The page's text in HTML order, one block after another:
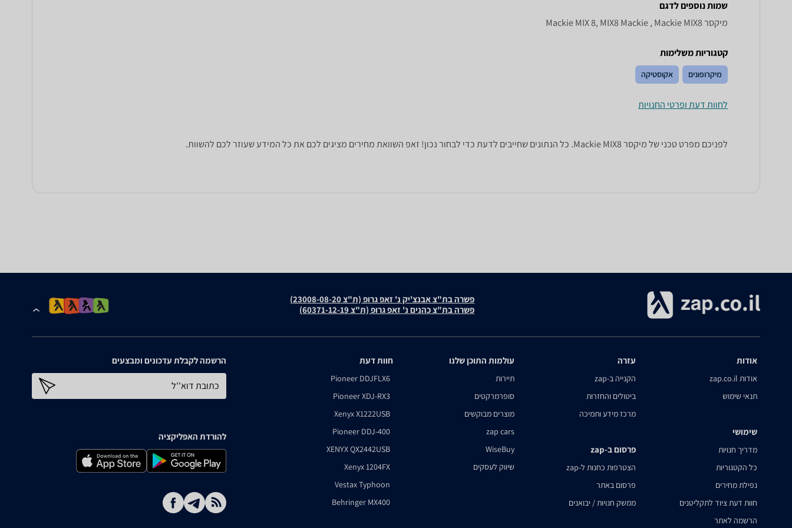
שמות נוספים לדגם
‏מיקסר Mackie MIX 8, MIX8 Mackie , Mackie MIX8
קטגוריות משלימות
מיקרופונים אקוסטיקה
לחוות דעת ופרטי החנויות
לפניכם מפרט טכני של ‏מיקסר Mackie MIX8. כל הנתונים שחייבים לדעת כדי לבחור נכון! זאפ השוואת מחירים מציגים לכם את כל המידע שעוזר לכם להשוות.
פשרה בת"צ אבנצ'יק נ' זאפ גרופ (ת"צ 23008-08-20)
פשרה בת"צ כהנים נ' זאפ גרופ (ת"צ 60371-12-19)
אודות
אודות zap.co.il
תנאי שימוש
שימושי
מדריך חנויות
כל הקטגוריות
נפילת מחירים
חוות דעת ציוד לתקליטנים
הרשמה לאתר
עזרה
הקנייה ב-zap
ביטולים והחזרות
מרכז מידע ותמיכה
פרסום ב-zap
הצטרפות כחנות ל-zap
פרסום באתר
ממשק חנויות / יבואנים
עולמות התוכן שלנו
תיירות
סופרמרקטים
מוצרים מבוקשים
zap cars
WiseBuy
שיווק לעסקים
חוות דעת
Pioneer DDJFLX6
Pioneer XDJ-RX3
Xenyx X1222USB
Pioneer DDJ-400
XENYX QX2442USB
Xenyx 1204FX
Vestax Typhoon
Behringer MX400
הרשמה לקבלת עדכונים ומבצעים
כתובת דוא''ל
להורדת האפליקציה